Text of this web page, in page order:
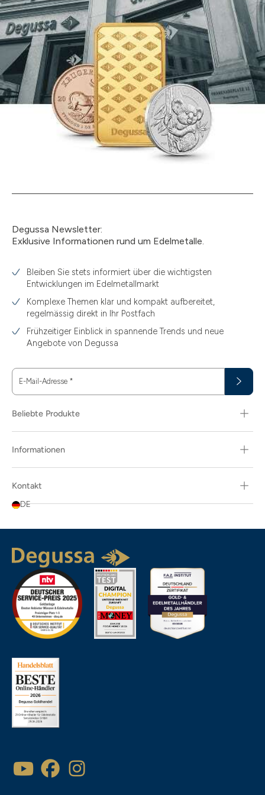
Degussa Newsletter:
Exklusive Informationen rund um Edelmetalle.
Bleiben Sie stets informiert über die wichtigsten
Entwicklungen im Edelmetallmarkt
Komplexe Themen klar und kompakt aufbereitet,
regelmässig direkt in Ihr Postfach
Frühzeitiger Einblick in spannende Trends und neue
Angebote von Degussa
E-Mail-Adresse *
Beliebte Produkte
Informationen
Kontakt
DE